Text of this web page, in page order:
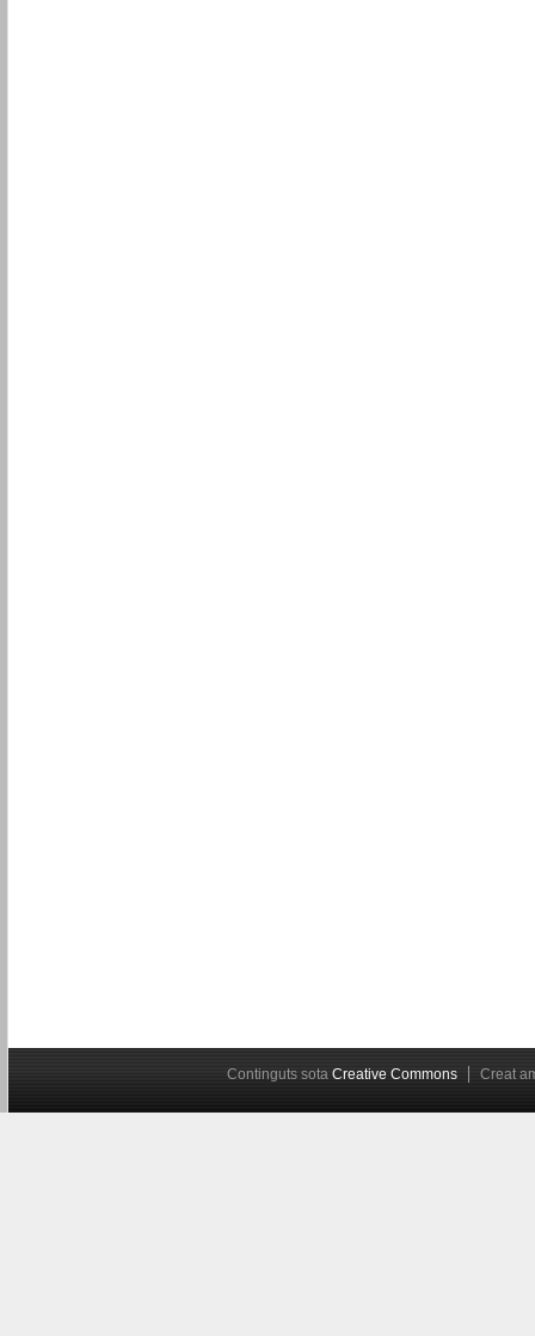
Continguts sota Creative Commons Creat